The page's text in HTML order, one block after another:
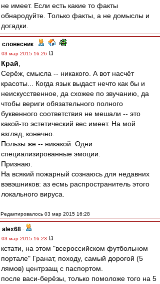
не имеет. Если есть какие то факты
обнародуйте. Только факты, а не домыслы и
догадки.
словесник -
03 мар 2015 16:26
Край
Серёж, смысла -- никакого. А вот насчёт
красоты... Когда язык выдаст нечто как бы и
неискусственное, да схожее по звучанию, да
чтобы вериги обязательного полного
буквенного соответствия не мешали -- это
какой-то эстетический вес имеет. На мой
взгляд, конечно.
Пользы же -- никакой. Одни
специализированные эмоции.
Признаю.
На всякий пожарный сознаюсь для недавних
вэвэшников: аз есмь распространитель этого
локального вируса.
Редактировалось 03 мар 2015 16:28
alex68 -
03 мар 2015 16:23
кстати, на этом "всероссийском футбольном
портале" Гранат, походу, самый дорогой (5
лямов) центрзащ с паспортом.
после васи-берёзы, только помоложе того на 5